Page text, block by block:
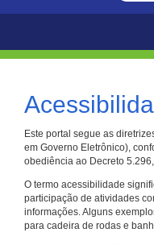
Este portal segue as
em Governo Eletrônico),
obediência ao Decreto
O termo acessibilidade
participação de atividades
informações. Alguns
para cadeira de rodas e